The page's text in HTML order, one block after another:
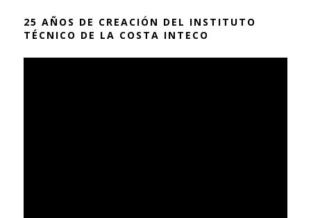
25 AÑOS DE CREACIÓN DEL INSTITUTO
TÉCNICO DE LA COSTA INTECO